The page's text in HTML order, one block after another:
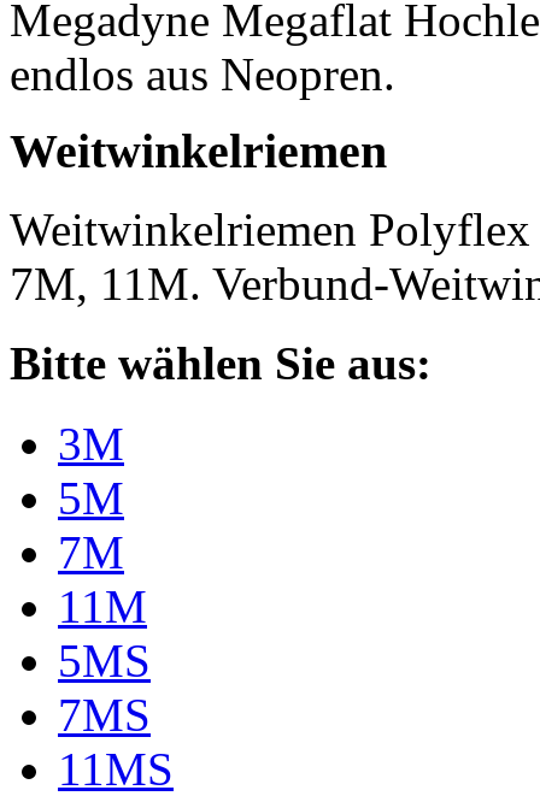
Megadyne Megaflat
endlos aus Neopren.
Weitwinkelriemen
Weitwinkelriemen
7M, 11M. Verbund-
Bitte wählen Sie aus:
3M
5M
7M
11M
5MS
7MS
11MS